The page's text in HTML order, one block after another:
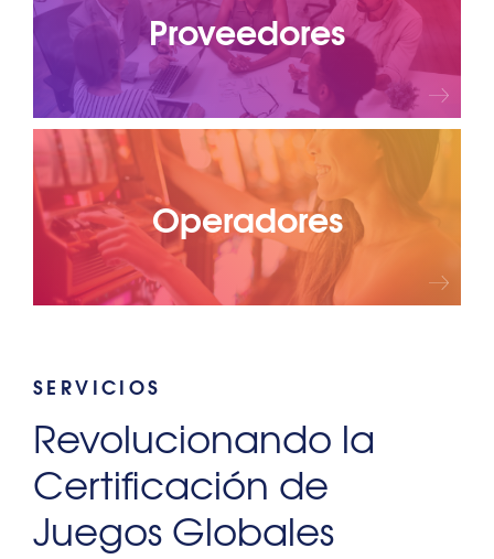
Proveedores
Operadores
SERVICIOS
Revolucionando la
Certificación de
Juegos Globales